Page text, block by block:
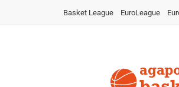
Basket League EuroLeague